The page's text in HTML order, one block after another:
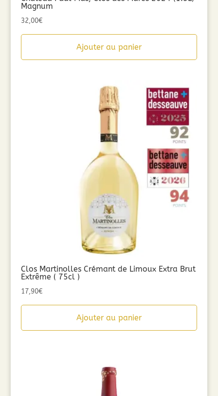
Magnum
32,00€
Ajouter au panier
Clos Martinolles Crémant de Limoux Extra Brut
Extrême ( 75cl )
17,90€
Ajouter au panier